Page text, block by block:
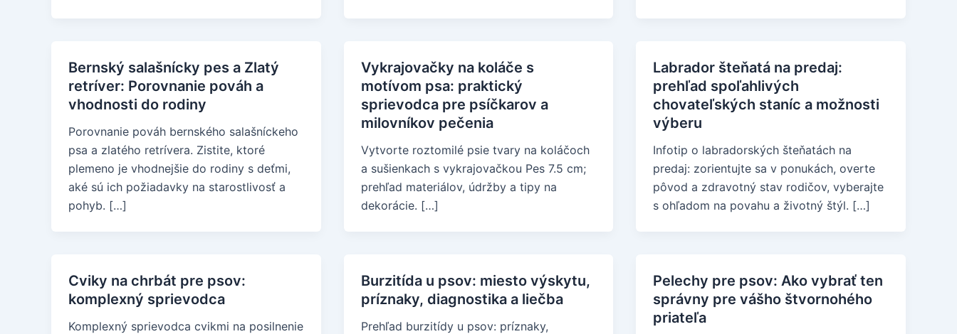
Bernský salašnícky pes a Zlatý
retríver: Porovnanie pováh a
vhodnosti do rodiny
Porovnanie pováh bernského salašníckeho
psa a zlatého retrívera. Zistite, ktoré
plemeno je vhodnejšie do rodiny s deťmi,
aké sú ich požiadavky na starostlivosť a
pohyb. […]
Vykrajovačky na koláče s
motívom psa: praktický
sprievodca pre psíčkarov a
milovníkov pečenia
Vytvorte roztomilé psie tvary na koláčoch
a sušienkach s vykrajovačkou Pes 7.5 cm;
prehľad materiálov, údržby a tipy na
dekorácie. […]
Labrador šteňatá na predaj:
prehľad spoľahlivých
chovateľských staníc a možnosti
výberu
Infotip o labradorských šteňatách na
predaj: zorientujte sa v ponukách, overte
pôvod a zdravotný stav rodičov, vyberajte
s ohľadom na povahu a životný štýl. […]
Cviky na chrbát pre psov:
komplexný sprievodca
Komplexný sprievodca cvikmi na posilnenie
Burzitída u psov: miesto výskytu,
príznaky, diagnostika a liečba
Prehľad burzitídy u psov: príznaky,
Pelechy pre psov: Ako vybrať ten
správny pre vášho štvornohého
priateľa